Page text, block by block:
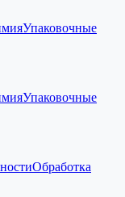
Упаковочные
Упаковочные
Обработка